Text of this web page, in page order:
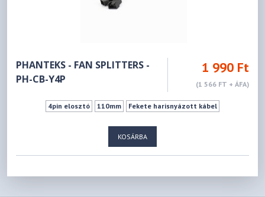
PHANTEKS - FAN SPLITTERS -
PH-CB-Y4P
1 990 Ft
(1 566 FT + ÁFA)
4pin elosztó 110mm Fekete harisnyázott kábel
KOSÁRBA